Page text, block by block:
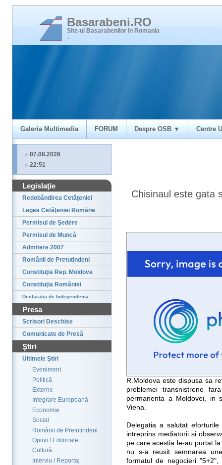
Basarabeni.RO
Site-ul Basarabenilor in Romania
Galeria Multimedia FORUM Despre OSB ▼ Centre
07.08.2026
22:51
Legislaţie
Redobândirea Cetăţeniei
Legea Cetăţeniei Române
Permisul de Şedere
Permisul de Muncă
Admitere 2007
Românii de Pretutindeni
Constituţia Rep. Moldova
Constituţia României
Declaratia de Independenta
Presa
Scrisori Deschise
Comunicate de Presă
Ştiri
Ultimele Ştiri
Eveniment
Politică
Externe
Integrare Europeană
Economie
Social
Românii de Pretutindeni
Opinii / Editoriale
Cultură
Interviu / Reportaj
Chisinaul este gata
R.Moldova este dispusa sa
problemei transnistrene
permanenta a Moldovei, in
Viena.
Delegatia a salutat
intreprins mediatorii si
pe care acestia le-au purtat
nu s-a reusit semnarea
formatul de negocieri